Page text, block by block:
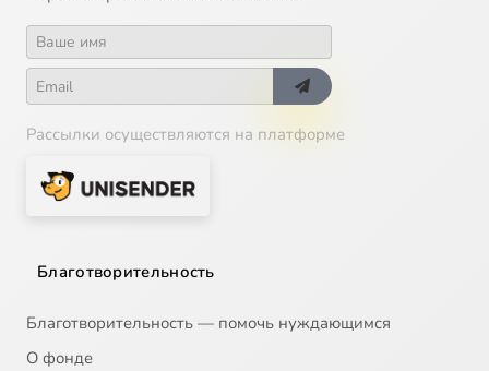
Рассылки осуществляются на платформе
Благотворительность
Благотворительность — помочь нуждающимся
О фонде